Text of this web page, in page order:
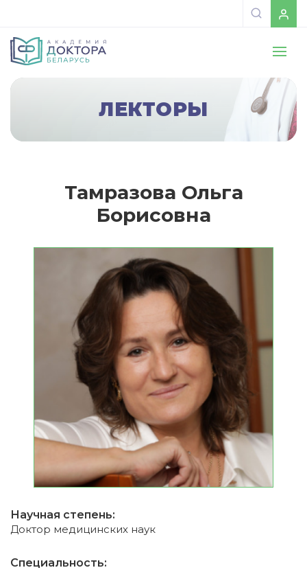
ЛЕКТОРЫ
Тамразова Ольга
Борисовна
Научная степень:
Доктор медицинских наук
Специальность: